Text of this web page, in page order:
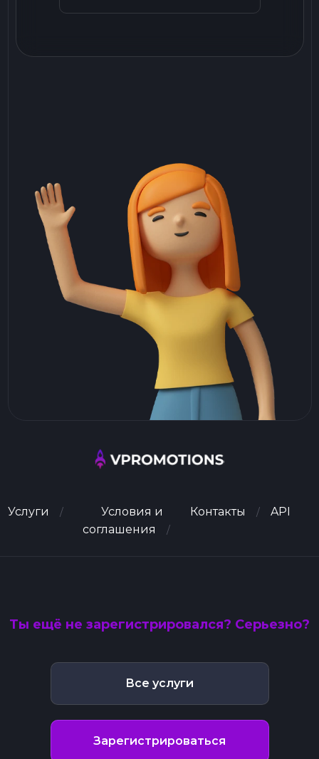
Услуги
Условия и
соглашения
Контакты API
Ты ещё не зарегистрировался? Серьезно?
Все услуги
Зарегистрироваться